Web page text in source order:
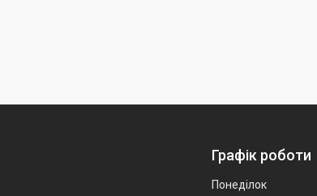
Графік роботи
Понеділок